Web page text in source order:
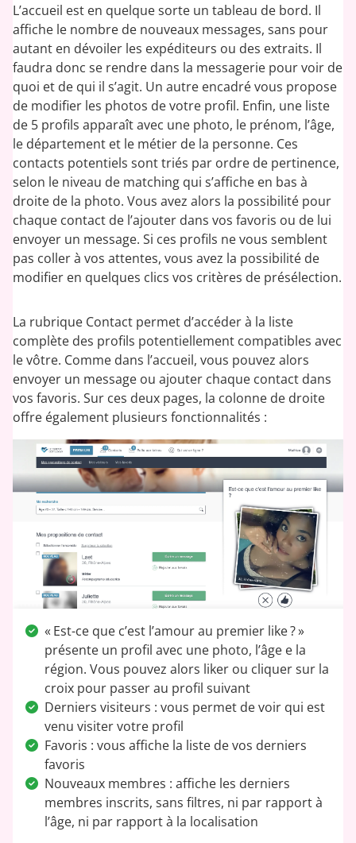
L’accueil est en quelque sorte un tableau de bord. Il
affiche le nombre de nouveaux messages, sans pour
autant en dévoiler les expéditeurs ou des extraits. Il
faudra donc se rendre dans la messagerie pour voir de
quoi et de qui il s’agit. Un autre encadré vous propose
de modifier les photos de votre profil. Enfin, une liste
de 5 profils apparaît avec une photo, le prénom, l’âge,
le département et le métier de la personne. Ces
contacts potentiels sont triés par ordre de pertinence,
selon le niveau de matching qui s’affiche en bas à
droite de la photo. Vous avez alors la possibilité pour
chaque contact de l’ajouter dans vos favoris ou de lui
envoyer un message. Si ces profils ne vous semblent
pas coller à vos attentes, vous avez la possibilité de
modifier en quelques clics vos critères de présélection.
La rubrique Contact permet d’accéder à la liste
complète des profils potentiellement compatibles avec
le vôtre. Comme dans l’accueil, vous pouvez alors
envoyer un message ou ajouter chaque contact dans
vos favoris. Sur ces deux pages, la colonne de droite
offre également plusieurs fonctionnalités :
« Est-ce que c’est l’amour au premier like ? »
présente un profil avec une photo, l’âge e la
région. Vous pouvez alors liker ou cliquer sur la
croix pour passer au profil suivant
Derniers visiteurs : vous permet de voir qui est
venu visiter votre profil
Favoris : vous affiche la liste de vos derniers
favoris
Nouveaux membres : affiche les derniers
membres inscrits, sans filtres, ni par rapport à
l’âge, ni par rapport à la localisation